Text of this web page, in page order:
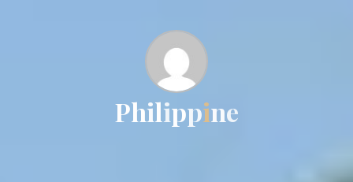
Philippine